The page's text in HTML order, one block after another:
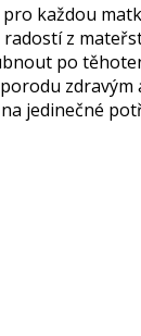
každou
z
po
zdravým
jedinečné